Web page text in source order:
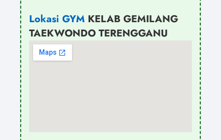
Lokasi GYM KELAB GEMILANG
TAEKWONDO TERENGGANU